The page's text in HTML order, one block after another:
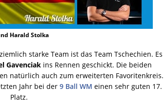
Harald Stolka
starke Team ist das Team Tschechien. Es
Gavenciakins Rennen geschickt. Die beiden
natürlich auch zum erweiterten Favoritenkreis.
Jahr bei der9 Ball WM einen sehr guten 17.
Platz.